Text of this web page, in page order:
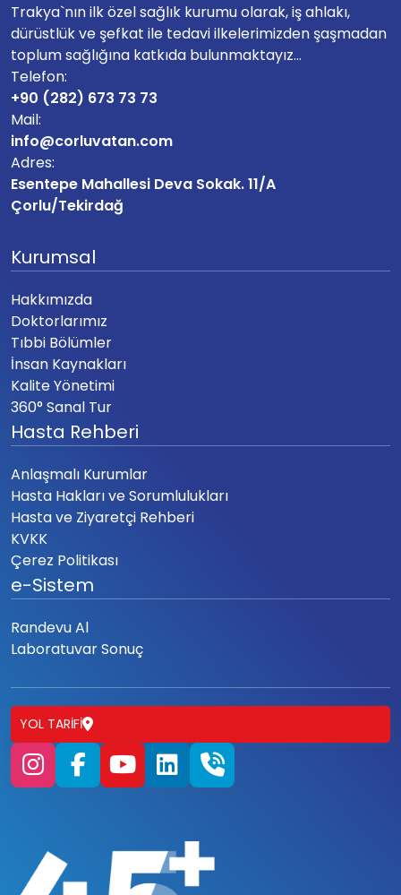
Trakya`nın ilk özel sağlık kurumu olarak, iş ahlakı,
dürüstlük ve şefkat ile tedavi ilkelerimizden şaşmadan
toplum sağlığına katkıda bulunmaktayız...
Telefon:
+90 (282) 673 73 73
Mail:
info@corluvatan.com
Adres:
Esentepe Mahallesi Deva Sokak. 11/A
Çorlu/Tekirdağ
Kurumsal
Hakkımızda
Doktorlarımız
Tıbbi Bölümler
İnsan Kaynakları
Kalite Yönetimi
360° Sanal Tur
Hasta Rehberi
Anlaşmalı Kurumlar
Hasta Hakları ve Sorumlulukları
Hasta ve Ziyaretçi Rehberi
KVKK
Çerez Politikası
e-Sistem
Randevu Al
Laboratuvar Sonuç
YOL TARIFI